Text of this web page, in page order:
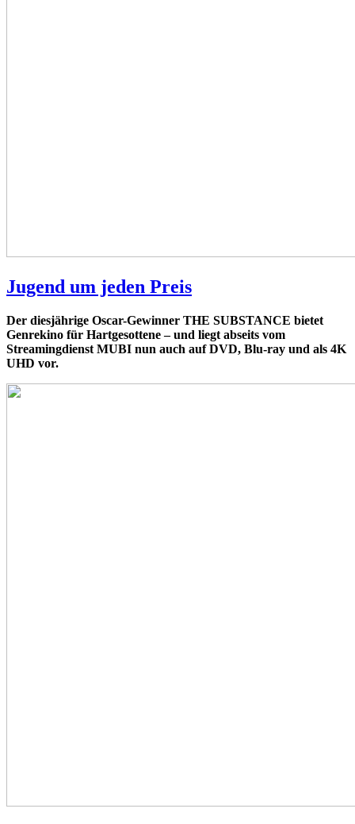
Jugend um jeden Preis
Der diesjährige Oscar-Gewinner THE SUBSTANCE bietet
Genrekino für Hartgesottene – und liegt abseits vom
Streamingdienst MUBI nun auch auf DVD, Blu-ray und als 4K
UHD vor.